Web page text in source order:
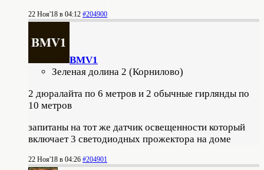
22 Ноя'18 в 04:12 #204900
BMV1
Зеленая долина 2 (Корнилово)
2 дюралайта по 6 метров и 2 обычные гирлянды по
10 метров
запитаны на тот же датчик освещенности который
включает 3 светодиодных прожектора на доме
22 Ноя'18 в 04:26 #204901